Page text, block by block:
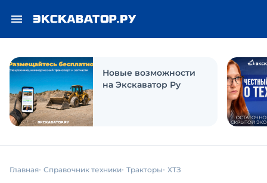
Новые возможности
на Экскаватор Ру
Главная Справочник техники Тракторы ХТЗ